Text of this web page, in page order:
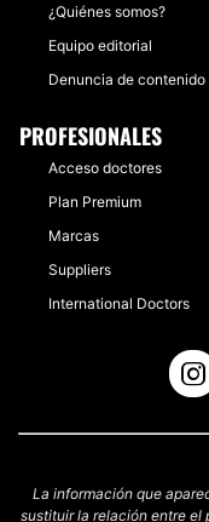
¿Quiénes somos?
Equipo editorial
Denuncia de contenido
PROFESIONALES
Acceso doctores
Plan Premium
Marcas
Suppliers
International Doctors
La información que
sustituir la relación entre el